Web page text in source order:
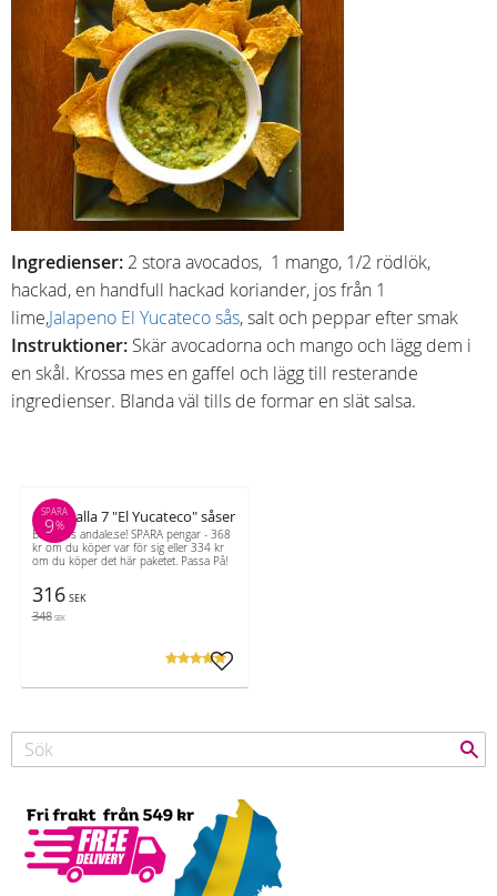
Ingredienser: 2 stora avocados, 1 mango, 1/2 rödlök,
hackad, en handfull hackad koriander, jos från 1
lime,Jalapeno El Yucateco sås, salt och peppar efter smak
Instruktioner: Skär avocadorna och mango och lägg dem i
en skål. Krossa mes en gaffel och lägg till resterande
ingredienser. Blanda väl tills de formar en slät salsa.
Set av alla 7 "El Yucateco" såser
Bara hos andale.se! SPARA pengar - 368
kr om du köper var för sig eller 334 kr
om du köper det här paketet. Passa På!
316 SEK
348 SEK
SPARA
9%
Lägg till i favoriter